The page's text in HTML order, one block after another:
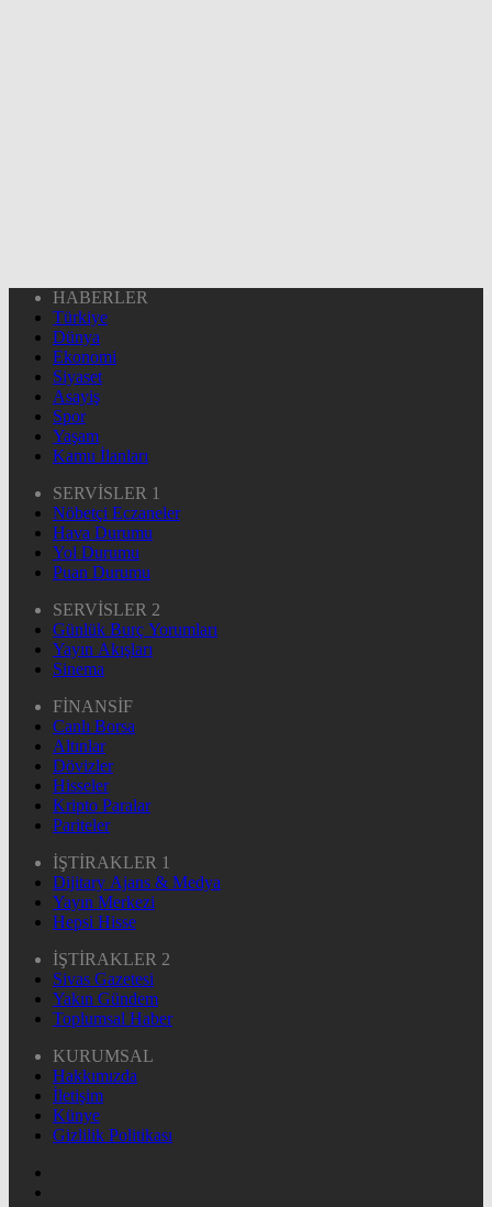
HABERLER
Türkiye
Dünya
Ekonomi
Siyaset
Asayiş
Spor
Yaşam
Kamu İlanları
SERVİSLER 1
Nöbetçi Eczaneler
Hava Durumu
Yol Durumu
Puan Durumu
SERVİSLER 2
Günlük Burç Yorumları
Yayın Akışları
Sinema
FİNANSİF
Canlı Borsa
Altınlar
Dövizler
Hisseler
Kripto Paralar
Pariteler
İŞTİRAKLER 1
Dijitary Ajans & Medya
Yayın Merkezi
Hepsi Hisse
İŞTİRAKLER 2
Sivas Gazetesi
Yakın Gündem
Toplumsal Haber
KURUMSAL
Hakkımızda
İletişim
Künye
Gizlilik Politikası